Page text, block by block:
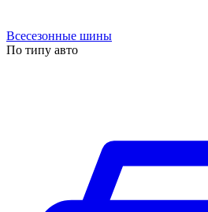
Всесезонные шины
По типу авто